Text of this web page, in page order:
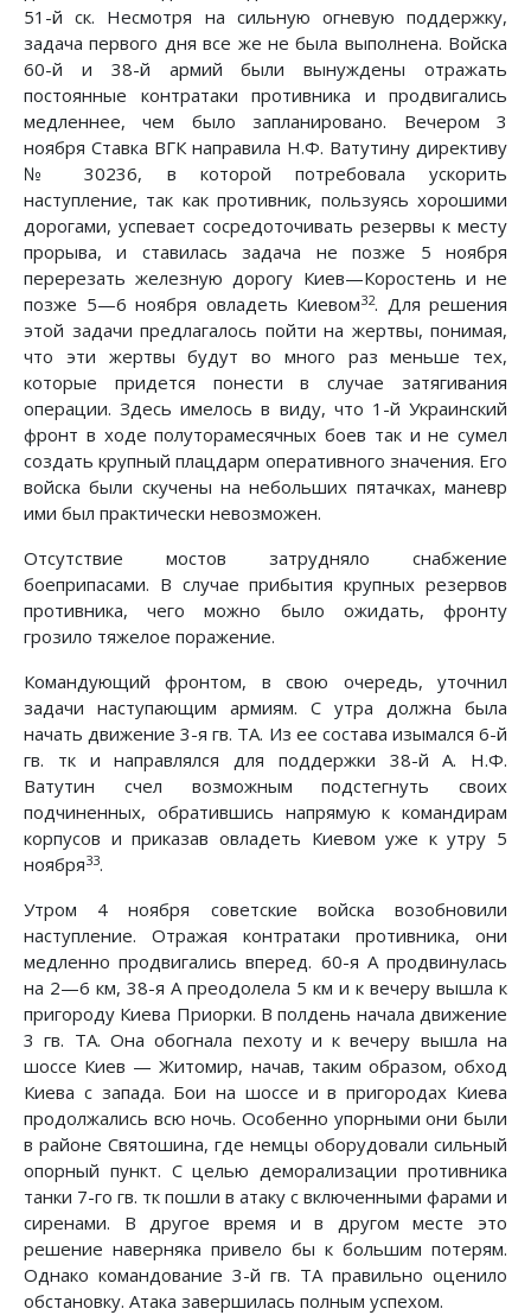
51-й ск. Несмотря на сильную огневую поддержку,
задача первого дня все же не была выполнена. Войска
60-й и 38-й армий были вынуждены отражать
постоянные контратаки противника и продвигались
медленнее, чем было запланировано. Вечером 3
ноября Ставка ВГК направила Н.Ф. Ватутину директиву
№ 30236, в которой потребовала ускорить
наступление, так как противник, пользуясь хорошими
дорогами, успевает сосредоточивать резервы к месту
прорыва, и ставилась задача не позже 5 ноября
перерезать железную дорогу Киев—Коростень и не
позже 5—6 ноября овладеть Киевом32. Для решения
этой задачи предлагалось пойти на жертвы, понимая,
что эти жертвы будут во много раз меньше тех,
которые придется понести в случае затягивания
операции. Здесь имелось в виду, что 1-й Украинский
фронт в ходе полуторамесячных боев так и не сумел
создать крупный плацдарм оперативного значения. Его
войска были скучены на небольших пятачках, маневр
ими был практически невозможен.
Отсутствие мостов затрудняло снабжение
боеприпасами. В случае прибытия крупных резервов
противника, чего можно было ожидать, фронту
грозило тяжелое поражение.
Командующий фронтом, в свою очередь, уточнил
задачи наступающим армиям. С утра должна была
начать движение 3-я гв. ТА. Из ее состава изымался 6-й
гв. тк и направлялся для поддержки 38-й А. Н.Ф.
Ватутин счел возможным подстегнуть своих
подчиненных, обратившись напрямую к командирам
корпусов и приказав овладеть Киевом уже к утру 5
ноября33.
Утром 4 ноября советские войска возобновили
наступление. Отражая контратаки противника, они
медленно продвигались вперед. 60-я А продвинулась
на 2—6 км, 38-я А преодолела 5 км и к вечеру вышла к
пригороду Киева Приорки. В полдень начала движение
3 гв. ТА. Она обогнала пехоту и к вечеру вышла на
шоссе Киев — Житомир, начав, таким образом, обход
Киева с запада. Бои на шоссе и в пригородах Киева
продолжались всю ночь. Особенно упорными они были
в районе Святошина, где немцы оборудовали сильный
опорный пункт. С целью деморализации противника
танки 7-го гв. тк пошли в атаку с включенными фарами и
сиренами. В другое время и в другом месте это
решение наверняка привело бы к большим потерям.
Однако командование 3-й гв. ТА правильно оценило
обстановку. Атака завершилась полным успехом.